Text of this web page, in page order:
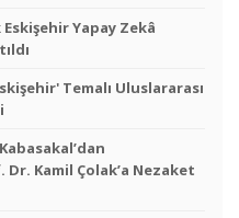
Yapay Zekâ
Temalı Uluslararası
Kamil Çolak’a Nezaket